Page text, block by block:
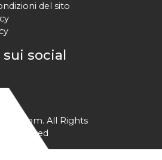
del sito
social
All Rights
Reserved